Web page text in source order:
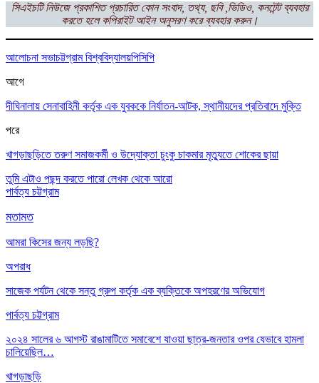
সিএইচটি নিউজে প্রকাশিত প্রচারিত কোন সংবাদ, তথ্য, ছবি ,ভিডিও, কনটেন্ট ব্যবহার
করতে হলে কপিরাইট আইন অনুসরণ করে ব্যবহার করুন।
আলোচনা সভাচট্টগ্রাম বিশ্ববিদ্যালয়পিসিপি
আগে
দীঘিনালায় সেনাবাহিনী কর্তৃক এক যুবককে নির্যাতন-আটক, স্থানীয়দের প্রতিবাদে মুক্তি
পরে
খাগড়াছড়িতে তরুণ সমাজকর্মী ও উদ্যোক্তা চুংকু চাকমার মৃত্যুতে শোকের ছায়া
তুমি এটাও পছন্দ করতে পারো লেখক থেকে আরো
পার্বত্য চট্টগ্রাম
মতামত
আমরা কিসের জন্য লড়ছি?
অপরাধ
সাজেক পর্যটন থেকে সন্তু গ্রুপ কর্তৃক এক ব্যক্তিকে অপহরণের অভিযোগ
পার্বত্য চট্টগ্রাম
২০২৪ সালের ৬ আগস্ট রাঙামাটিতে সমাবেশে যাওয়া ছাত্র-জনতার ওপর যেভাবে হামলা
চালিয়েছিল…
খাগড়াছড়ি